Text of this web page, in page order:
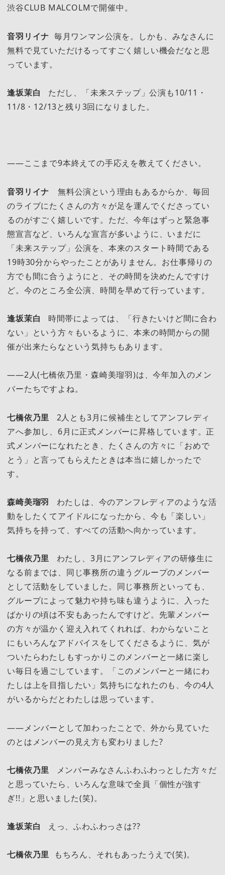
渋谷CLUB MALCOLMで開催中。
音羽リイナ 毎月ワンマン公演を。しかも、みなさんに
無料で見ていただけるってすごく嬉しい機会だなと思
っています。
逢坂茉白
ただし、「未来ステップ」公演も10/11・
11/8・12/13と残り3回になりました。
――ここまで9本終えての手応えを教えてください。
音羽リイナ 無料公演という理由もあるからか、毎回
のライブにたくさんの方々が足を運んでくださってい
るのがすごく嬉しいです。ただ、今年はずっと緊急事
態宣言など、いろんな宣言が多いように、いまだに
「未来ステップ」公演を、本来のスタート時間である
19時30分からやったことがありません。お仕事帰りの
方でも間に合うようにと、その時間を決めたんですけ
ど。今のところ全公演、時間を早めて行っています。
逢坂茉白
時間帯によっては、「行きたいけど間に合わ
ない」という方々もいるように、本来の時間からの開
催が出来たらなという気持ちもあります。
――2人(七橋依乃里・森崎美瑠羽)は、今年加入のメン
バーたちですよね。
七橋依乃里
2人とも3月に候補生としてアンフレディ
アへ参加し、6月に正式メンバーに昇格しています。正
式メンバーになれたとき、たくさんの方々に「おめで
とう」と言ってもらえたときは本当に嬉しかったで
す。
森崎美瑠羽 わたしは、今のアンフレディアのような活
動をしたくてアイドルになったから、今も「楽しい」
気持ちを持って、すべての活動へ向かっています。
七橋依乃里 わたし、3月にアンフレディアの研修生に
なる前までは、同じ事務所の違うグループのメンバー
として活動をしていました。同じ事務所といっても、
グループによって魅力や持ち味も違うように、入った
ばかりの頃は不安もあったんですけど。先輩メンバー
の方々が温かく迎え入れてくれれば、わからないこと
にもいろんなアドバイスをしてくださるように、気が
ついたらわたしもすっかりこのメンバーと一緒に楽し
い毎日を過ごしています。「このメンバーと一緒にわ
たしは上を目指したい」気持ちになれたのも、今の4人
がいるからだとわたしは思っています。
――メンバーとして加わったことで、外から見ていた
のとはメンバーの見え方も変わりました?
七橋依乃里
メンバーみなさんふわふわっとした方々だ
と思っていたら、いろんな意味で全員「個性が強す
ぎ!!」と思いました(笑)。
逢坂茉白 えっ、ふわふわっさは??
七橋依乃里 もちろん、それもあったうえで(笑)。